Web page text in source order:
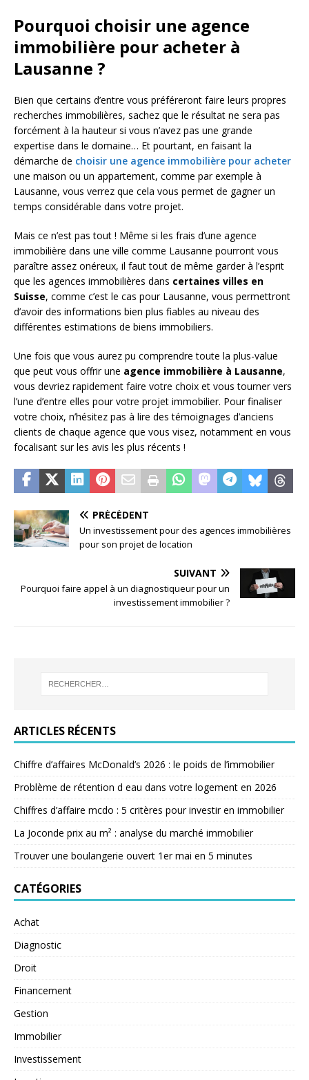
Pourquoi choisir une agence
immobilière pour acheter à
Lausanne ?
Bien que certains d’entre vous préféreront faire leurs propres
recherches immobilières, sachez que le résultat ne sera pas
forcément à la hauteur si vous n’avez pas une grande
expertise dans le domaine… Et pourtant, en faisant la
démarche de choisir une agence immobilière pour acheter
une maison ou un appartement, comme par exemple à
Lausanne, vous verrez que cela vous permet de gagner un
temps considérable dans votre projet.
Mais ce n’est pas tout ! Même si les frais d’une agence
immobilière dans une ville comme Lausanne pourront vous
paraître assez onéreux, il faut tout de même garder à l’esprit
que les agences immobilières dans certaines villes en
Suisse, comme c’est le cas pour Lausanne, vous permettront
d’avoir des informations bien plus fiables au niveau des
différentes estimations de biens immobiliers.
Une fois que vous aurez pu comprendre toute la plus-value
que peut vous offrir une agence immobilière à Lausanne,
vous devriez rapidement faire votre choix et vous tourner vers
l’une d’entre elles pour votre projet immobilier. Pour finaliser
votre choix, n’hésitez pas à lire des témoignages d’anciens
clients de chaque agence que vous visez, notamment en vous
focalisant sur les avis les plus récents !
PRÉCÉDENT
Un investissement pour des agences immobilières
pour son projet de location
SUIVANT
Pourquoi faire appel à un diagnostiqueur pour un
investissement immobilier ?
ARTICLES RÉCENTS
Chiffre d’affaires McDonald’s 2026 : le poids de l’immobilier
Problème de rétention d eau dans votre logement en 2026
Chiffres d’affaire mcdo : 5 critères pour investir en immobilier
La Joconde prix au m² : analyse du marché immobilier
Trouver une boulangerie ouvert 1er mai en 5 minutes
CATÉGORIES
Achat
Diagnostic
Droit
Financement
Gestion
Immobilier
Investissement